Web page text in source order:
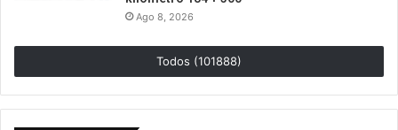
Ago 8, 2026
Todos (101888)